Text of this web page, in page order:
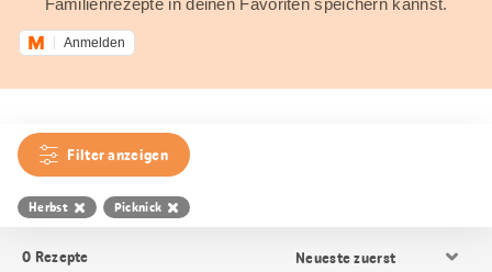
Familienrezepte in deinen Favoriten speichern kannst.
Anmelden
Filter anzeigen
Herbst Picknick
0 Rezepte
Sortierung